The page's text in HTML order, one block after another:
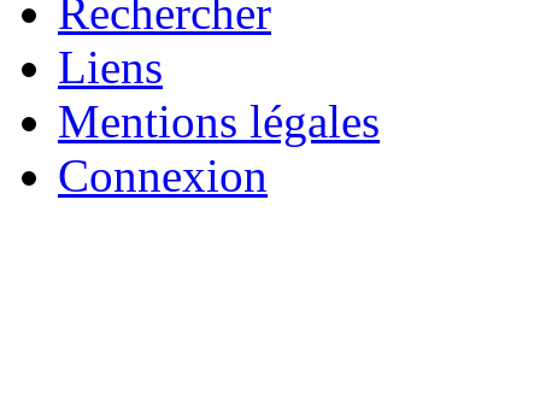
Rechercher
Liens
Mentions légales
Connexion